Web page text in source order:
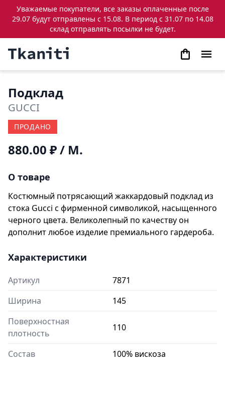
Уважаемые покупатели, все заказы оплаченные после
29.07 будут отправлены с 15.08. В период с 31.07 по 14.08
склад отправлять посылки не будет.
Подклад
GUCCI
ПРОДАНО
880.00 ₽/ М.
О товаре
Костюмный потрясающий жаккардовый подклад из
стока Gucci с фирменной символикой, насыщенного
черного цвета. Великолепный по качеству он
дополнит любое изделие премиального гардероба.
Характеристики
Артикул
7871
Ширина
145
Поверхностная
плотность
110
Состав 100% вискоза